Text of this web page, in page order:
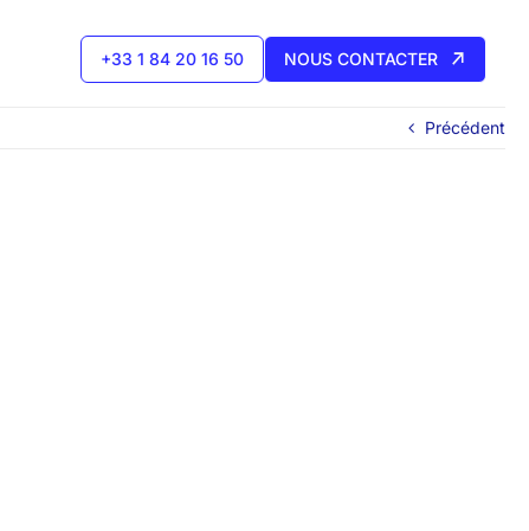
+33 1 84 20 16 50 NOUS CONTACTER
Précédent